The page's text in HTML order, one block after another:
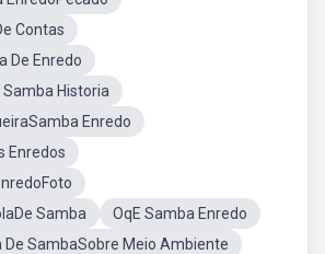
Contas
De Enredo
Samba Historia
Enredo
Enredos
Samba
OqE Samba Enredo
De SambaSobre Meio Ambiente